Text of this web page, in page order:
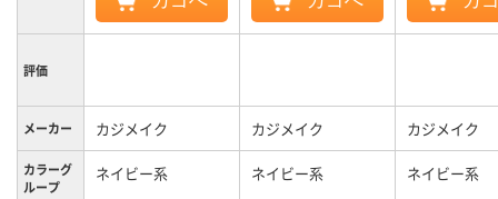
評価
メーカー カジメイク カジメイク カジメイク
カラーグ
ループ
ネイビー系 ネイビー系 ネイビー系